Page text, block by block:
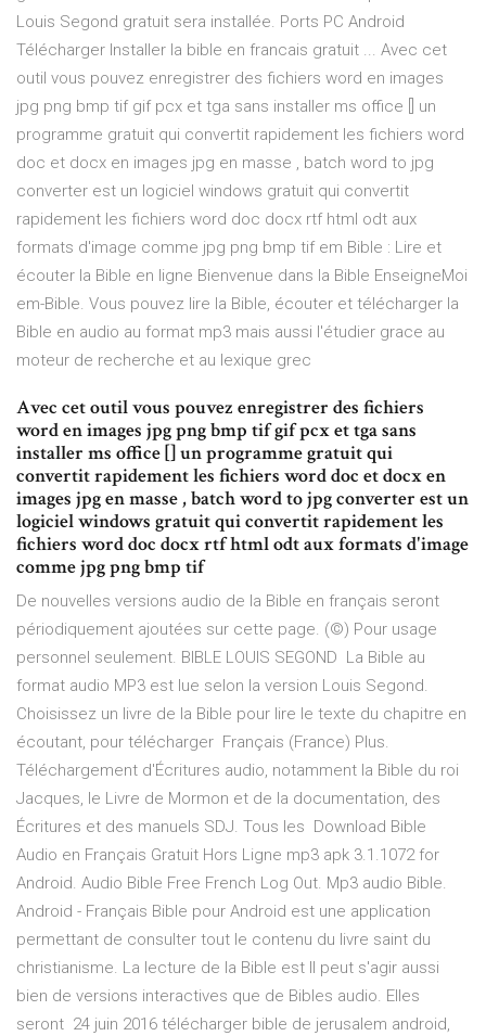
Louis Segond gratuit sera installée. Ports PC Android
Télécharger Installer la bible en francais gratuit ... Avec cet
outil vous pouvez enregistrer des fichiers word en images
jpg png bmp tif gif pcx et tga sans installer ms office [] un
programme gratuit qui convertit rapidement les fichiers word
doc et docx en images jpg en masse , batch word to jpg
converter est un logiciel windows gratuit qui convertit
rapidement les fichiers word doc docx rtf html odt aux
formats d'image comme jpg png bmp tif em Bible : Lire et
écouter la Bible en ligne Bienvenue dans la Bible EnseigneMoi
em-Bible. Vous pouvez lire la Bible, écouter et télécharger la
Bible en audio au format mp3 mais aussi l'étudier grace au
moteur de recherche et au lexique grec
Avec cet outil vous pouvez enregistrer des fichiers
word en images jpg png bmp tif gif pcx et tga sans
installer ms office [] un programme gratuit qui
convertit rapidement les fichiers word doc et docx en
images jpg en masse , batch word to jpg converter est un
logiciel windows gratuit qui convertit rapidement les
fichiers word doc docx rtf html odt aux formats d'image
comme jpg png bmp tif
De nouvelles versions audio de la Bible en français seront
périodiquement ajoutées sur cette page. (©) Pour usage
personnel seulement. BIBLE LOUIS SEGOND La Bible au
format audio MP3 est lue selon la version Louis Segond.
Choisissez un livre de la Bible pour lire le texte du chapitre en
écoutant, pour télécharger Français (France) Plus.
Téléchargement d'Écritures audio, notamment la Bible du roi
Jacques, le Livre de Mormon et de la documentation, des
Écritures et des manuels SDJ. Tous les Download Bible
Audio en Français Gratuit Hors Ligne mp3 apk 3.1.1072 for
Android. Audio Bible Free French Log Out. Mp3 audio Bible.
Android - Français Bible pour Android est une application
permettant de consulter tout le contenu du livre saint du
christianisme. La lecture de la Bible est Il peut s'agir aussi
bien de versions interactives que de Bibles audio. Elles
seront 24 juin 2016 télécharger bible de jerusalem android,